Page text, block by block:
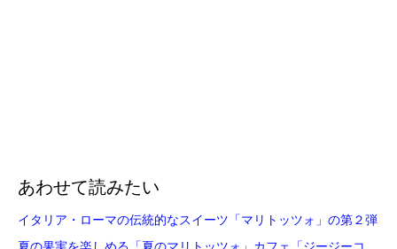
あわせて読みたい
イタリア・ローマの伝統的なスイーツ「マリトッツォ」の第２弾
夏の果実を楽しめる「夏のマリトッツォ」カフェ「ジージーコ